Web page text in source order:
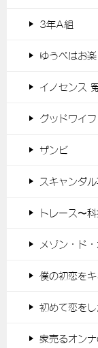
3年A組
ゆうべはお
イノセンス
グッドワイフ
ザンビ
スキャンダ
トレース〜
メゾン・ド
僕の初恋を
初めて恋を
家売るオン